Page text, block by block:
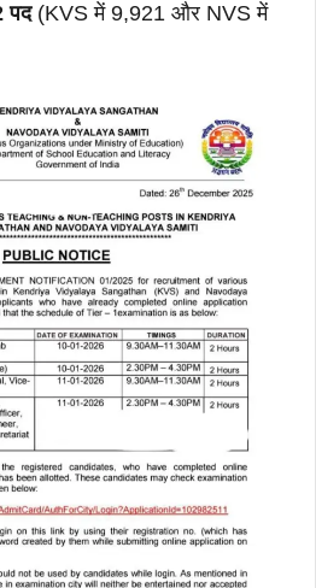
पद(KVS में 9,921 और NVS में